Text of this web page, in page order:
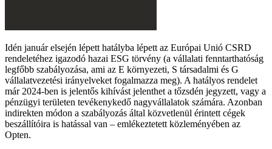
Idén január elsején lépett hatályba lépett az Európai Unió CSRD
rendeletéhez igazodó hazai ESG törvény (a vállalati fenntarthatóság
legfőbb szabályozása, ami az E környezeti, S társadalmi és G
vállalatvezetési irányelveket fogalmazza meg). A hatályos rendelet
már 2024-ben is jelentős kihívást jelenthet a tőzsdén jegyzett, vagy a
pénzügyi területen tevékenykedő nagyvállalatok számára. Azonban
indirekten módon a szabályozás által közvetlenül érintett cégek
beszállítóira is hatással van – emlékeztetett közleményében az
Opten.